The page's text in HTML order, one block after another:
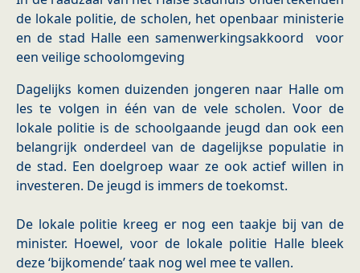
de lokale politie, de scholen, het openbaar ministerie
en de stad Halle een samenwerkingsakkoord voor
een veilige schoolomgeving
Dagelijks komen duizenden jongeren naar Halle om
les te volgen in één van de vele scholen. Voor de
lokale politie is de schoolgaande jeugd dan ook een
belangrijk onderdeel van de dagelijkse populatie in
de stad. Een doelgroep waar ze ook actief willen in
investeren. De jeugd is immers de toekomst.
De lokale politie kreeg er nog een taakje bij van de
minister. Hoewel, voor de lokale politie Halle bleek
deze ‘bijkomende’ taak nog wel mee te vallen.